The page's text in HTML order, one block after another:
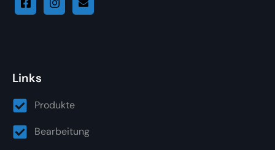
Links
Produkte
Bearbeitung